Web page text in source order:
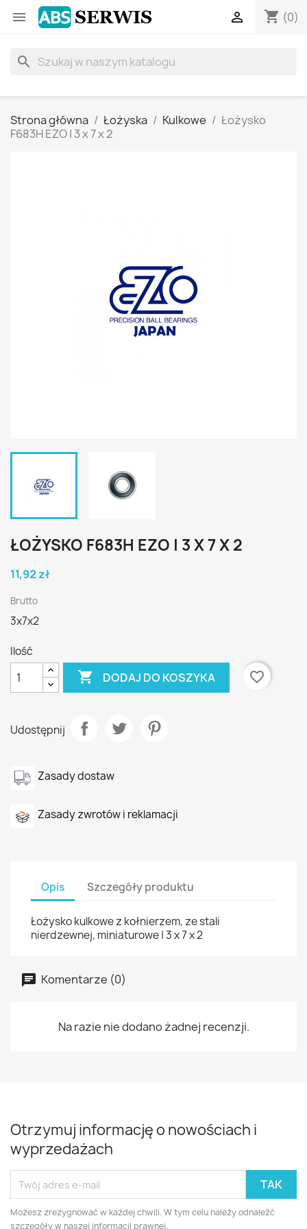
 shopping_cart (0)

search
Strona główna Łożyska Kulkowe
Łożysko
F683H EZO | 3 x 7 x 2
ŁOŻYSKO F683H EZO | 3 X 7 X 2
11,92 zł
Brutto
3x7x2
Ilość
 DODAJ DO KOSZYKA favorite_border
Udostępnij
Zasady dostaw
Zasady zwrotów i reklamacji
Opis Szczegóły produktu
Łożysko kulkowe z kołnierzem, ze stali
nierdzewnej, miniaturowe | 3 x 7 x 2
Komentarze (0)
Na razie nie dodano żadnej recenzji.
Otrzymuj informację o nowościach i
wyprzedażach
Możesz zrezygnować w każdej chwili. W tym celu należy odnaleźć
szczegóły w naszej informacji prawnej.